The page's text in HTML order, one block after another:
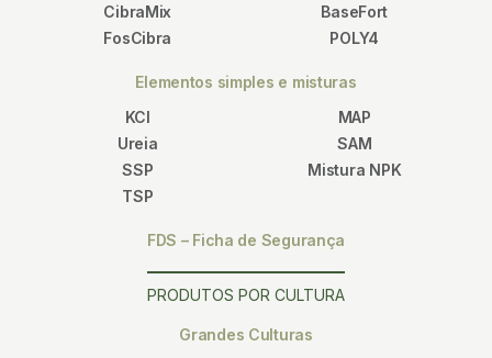
CibraMix
FosCibra
BaseFort
POLY4
Elementos simples e misturas
KCl
Ureia
SSP
TSP
MAP
SAM
Mistura NPK
FDS – Ficha de Segurança
PRODUTOS POR CULTURA
Grandes Culturas